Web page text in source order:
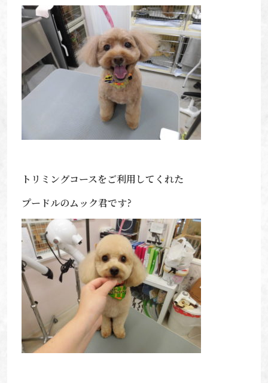
トリミングコースをご利用してくれた
プードルのムック君です?